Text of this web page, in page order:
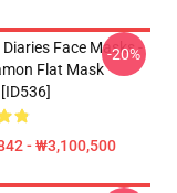
Face Masks -
Flat Mask
- ₩3,100,500
-20%